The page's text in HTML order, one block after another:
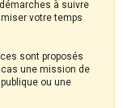
à suivre
votre temps
sont proposés
une mission de
ou une